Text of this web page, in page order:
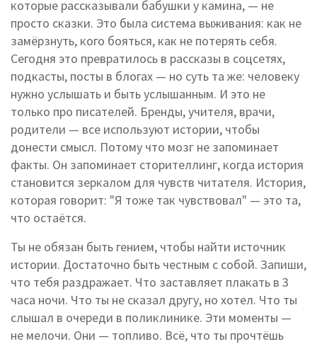
которые рассказывали бабушки у камина, — не
просто сказки. Это была система выживания: как не
замёрзнуть, кого бояться, как не потерять себя.
Сегодня это превратилось в рассказы в соцсетях,
подкасты, посты в блогах — но суть та же: человеку
нужно услышать и быть услышанным. И это не
только про писателей. Бренды, учителя, врачи,
родители — все используют истории, чтобы
донести смысл. Потому что мозг не запоминает
факты. Он запоминает сторителлинг, когда история
становится зеркалом для чувств читателя. История,
которая говорит: "Я тоже так чувствовал" — это та,
что остаётся.
Ты не обязан быть гением, чтобы найти источник
истории. Достаточно быть честным с собой. Запиши,
что тебя раздражает. Что заставляет плакать в 3
часа ночи. Что ты не сказал другу, но хотел. Что ты
слышал в очереди в поликлинике. Эти моменты —
не мелочи. Они — топливо. Всё, что ты прочтёшь